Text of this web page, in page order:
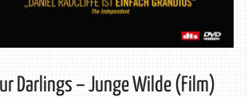
Darlings – Junge Wilde (Film)